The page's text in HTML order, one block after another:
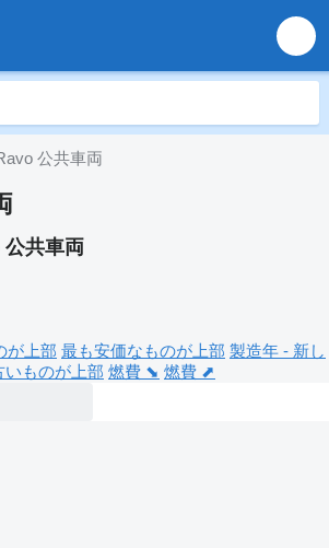
公共車両
共車両
が上部 最も安価なものが上部 製造年 - 新し
いものが上部 燃費 ⬊ 燃費 ⬈